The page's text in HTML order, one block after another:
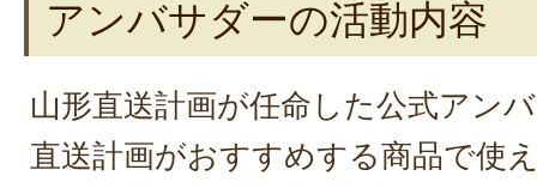
アンバサダーの活動内容
山形直送計画が任命した公式アン
直送計画がおすすめする商品で使